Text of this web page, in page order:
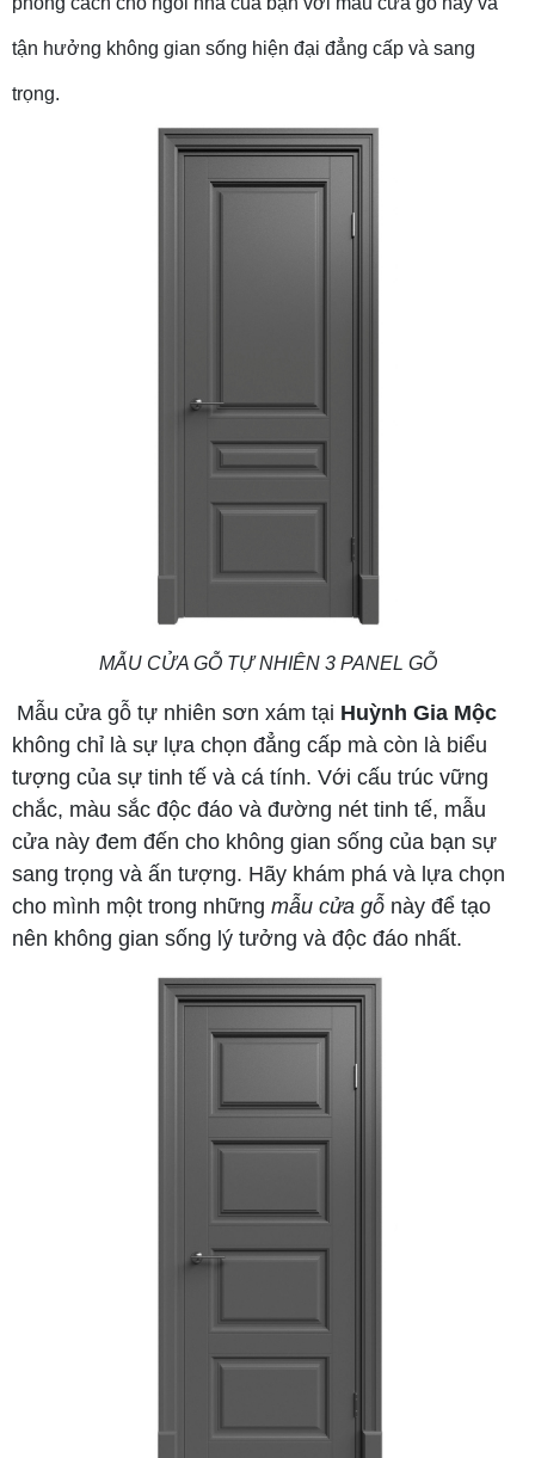
tận hưởng không gian sống hiện đại đẳng cấp và sang
trọng.
MẪU CỬA GỖ TỰ NHIÊN 3 PANEL GỖ
Mẫu cửa gỗ tự nhiên sơn xám tại Huỳnh Gia Mộc
không chỉ là sự lựa chọn đẳng cấp mà còn là biểu
tượng của sự tinh tế và cá tính. Với cấu trúc vững
chắc, màu sắc độc đáo và đường nét tinh tế, mẫu
cửa này đem đến cho không gian sống của bạn sự
sang trọng và ấn tượng. Hãy khám phá và lựa chọn
cho mình một trong những mẫu cửa gỗ này để tạo
nên không gian sống lý tưởng và độc đáo nhất.